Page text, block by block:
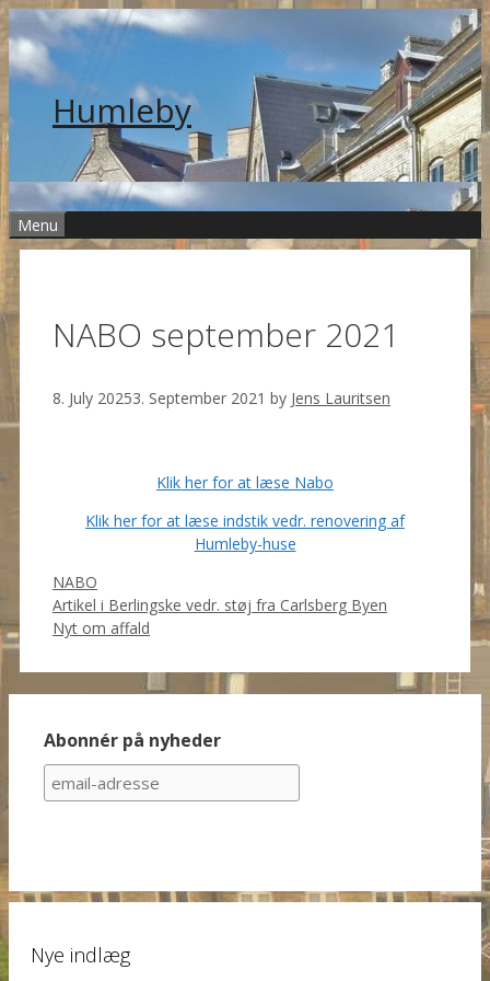
Skip
to
content
Humleby
Menu
NABO september 2021
8. July 20253. September 2021 by Jens Lauritsen
Klik her for at læse Nabo
Klik her for at læse indstik vedr. renovering af
Humleby-huse
Categories
NABO
Artikel i Berlingske vedr. støj fra Carlsberg Byen
Nyt om affald
Abonnér på nyheder
Nye indlæg